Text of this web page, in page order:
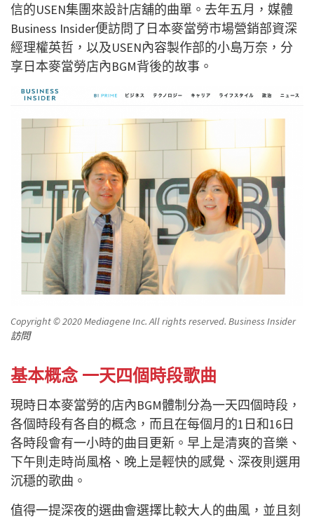
信的USEN集團來設計店舖的曲單。去年五月，媒體
Business Insider便訪問了日本麥當勞市場營銷部資深
經理權英哲，以及USEN內容製作部的小島万奈，分
享日本麥當勞店內BGM背後的故事。
Copyright © 2020 Mediagene Inc. All rights reserved. Business Insider
訪問
基本概念 一天四個時段歌曲
現時日本麥當勞的店內BGM體制分為一天四個時段，
各個時段有各自的概念，而且在每個月的1日和16日
各時段會有一小時的曲目更新。早上是清爽的音樂、
下午則走時尚風格、晚上是輕快的感覺、深夜則選用
沉穩的歌曲。
值得一提深夜的選曲會選擇比較大人的曲風，並且刻